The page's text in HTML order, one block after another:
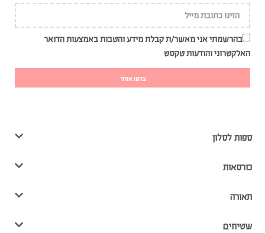
בהרשמתי אני מאשר/ת קבלת מידע והטבות באמצעות הדואר
האלקטרוני והודעות טקסט
צרפו אותי
ספות לסלון
כורסאות
תאורה
שטיחים